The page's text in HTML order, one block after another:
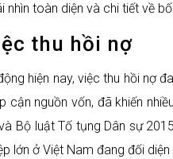
toàn diện và chi tiết về
thu hồi nợ
hiện nay, việc thu hồi nợ
cận nguồn vốn, đã khiến
Bộ luật Tố tụng Dân sự
lớn ở Việt Nam đang đối